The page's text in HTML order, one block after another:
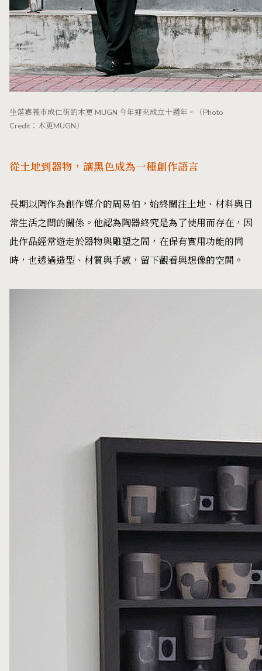
坐落嘉義市成仁街的木更 MUGN 今年迎來成立十週年。（Photo
Credit：木更MUGN）
從土地到器物，讓黑色成為一種創作語言
長期以陶作為創作媒介的周易伯，始終關注土地、材料與日
常生活之間的關係。他認為陶器終究是為了使用而存在，因
此作品經常遊走於器物與雕塑之間，在保有實用功能的同
時，也透過造型、材質與手感，留下觀看與想像的空間。